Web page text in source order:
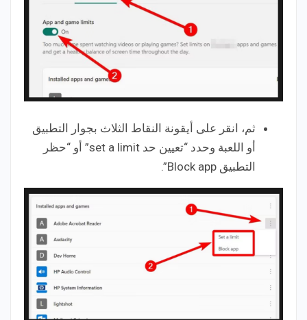
ثم، انقر على أيقونة النقاط الثلاث بجوار التطبيق
أو اللعبة وحدد “تعيين حد set a limit” أو “حظر
التطبيق Block app”.